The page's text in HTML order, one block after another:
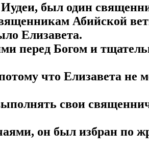
был один
Абийской
Елизавета.
перед Богом и
что Елизавета не
свои
он был избран по